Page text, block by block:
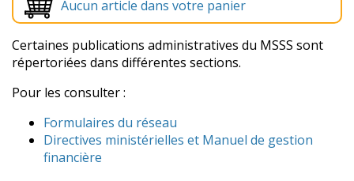
Aucun article dans votre panier
Certaines publications administratives du MSSS sont
répertoriées dans différentes sections.
Pour les consulter :
Formulaires du réseau
Directives ministérielles et Manuel de gestion
financière